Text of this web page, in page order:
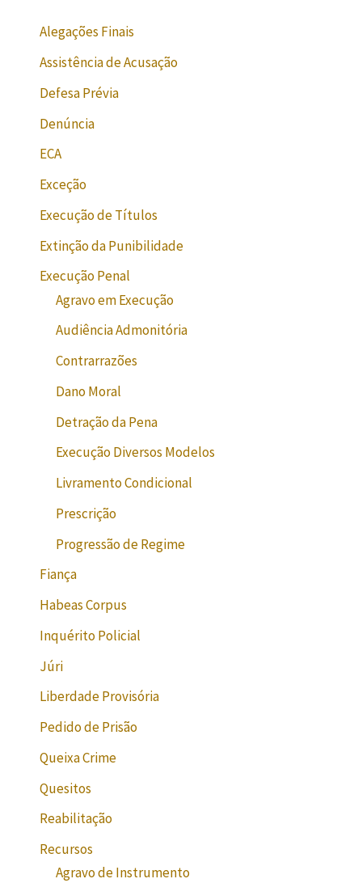
Alegações Finais
Assistência de Acusação
Defesa Prévia
Denúncia
ECA
Exceção
Execução de Títulos
Extinção da Punibilidade
Execução Penal
Agravo em Execução
Audiência Admonitória
Contrarrazões
Dano Moral
Detração da Pena
Execução Diversos Modelos
Livramento Condicional
Prescrição
Progressão de Regime
Fiança
Habeas Corpus
Inquérito Policial
Júri
Liberdade Provisória
Pedido de Prisão
Queixa Crime
Quesitos
Reabilitação
Recursos
Agravo de Instrumento